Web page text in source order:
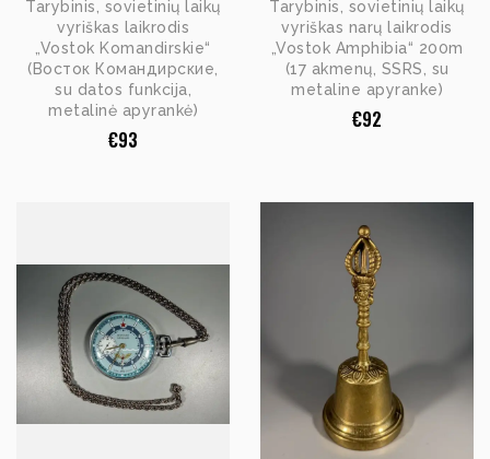
Tarybinis, sovietinių laikų
vyriškas laikrodis
„Vostok Komandirskie“
(Восток Командирские,
su datos funkcija,
metalinė apyrankė)
€93
Tarybinis, sovietinių laikų
vyriškas narų laikrodis
„Vostok Amphibia“ 200m
(17 akmenų, SSRS, su
metaline apyranke)
€92